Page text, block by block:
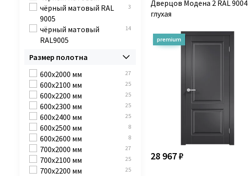
Дверцов Модена 2 RAL 9004
глухая
28 967 ₽
чёрный матовый RAL
9005
3
чёрный матовый
RAL9005
14
Размер полотна
600x2000 мм
27
600х2100 мм 25
600х2200 мм 25
600х2300 мм 25
600х2400 мм 25
600x2500 мм 8
600x2600 мм 8
700x2000 мм 27
700х2100 мм 25
700х2200 мм 25